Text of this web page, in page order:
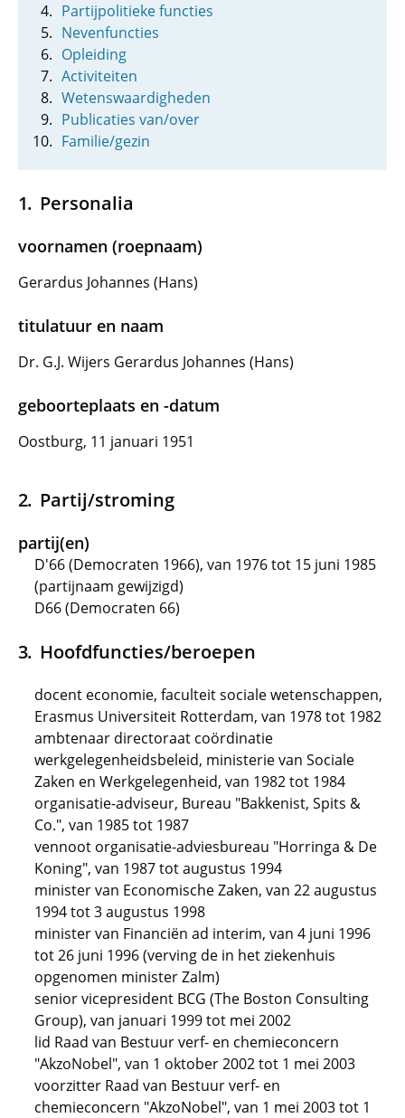
Partijpolitieke functies
Nevenfuncties
Opleiding
Activiteiten
Wetenswaardigheden
Publicaties van/over
Familie/gezin
Personalia
voornamen (roepnaam)
Gerardus Johannes (Hans)
titulatuur en naam
Dr. G.J. Wijers Gerardus Johannes (Hans)
geboorteplaats en -datum
Oostburg, 11 januari 1951
Partij/stroming
partij(en)
D'66 (Democraten 1966), van 1976 tot 15 juni 1985
(partijnaam gewijzigd)
D66 (Democraten 66)
Hoofdfuncties/beroepen
docent economie, faculteit sociale wetenschappen,
Erasmus Universiteit Rotterdam, van 1978 tot 1982
ambtenaar directoraat coördinatie
werkgelegenheidsbeleid, ministerie van Sociale
Zaken en Werkgelegenheid, van 1982 tot 1984
organisatie-adviseur, Bureau "Bakkenist, Spits &
Co.", van 1985 tot 1987
vennoot organisatie-adviesbureau "Horringa & De
Koning", van 1987 tot augustus 1994
minister van Economische Zaken, van 22 augustus
1994 tot 3 augustus 1998
minister van Financiën ad interim, van 4 juni 1996
tot 26 juni 1996 (verving de in het ziekenhuis
opgenomen minister Zalm)
senior vicepresident BCG (The Boston Consulting
Group), van januari 1999 tot mei 2002
lid Raad van Bestuur verf- en chemieconcern
"AkzoNobel", van 1 oktober 2002 tot 1 mei 2003
voorzitter Raad van Bestuur verf- en
chemieconcern "AkzoNobel", van 1 mei 2003 tot 1